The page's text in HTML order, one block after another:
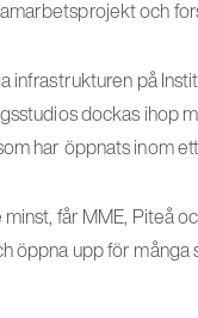
och
infrastrukturen på
dockas ihop
har öppnats inom
minst, får MME, Piteå
öppna upp för många